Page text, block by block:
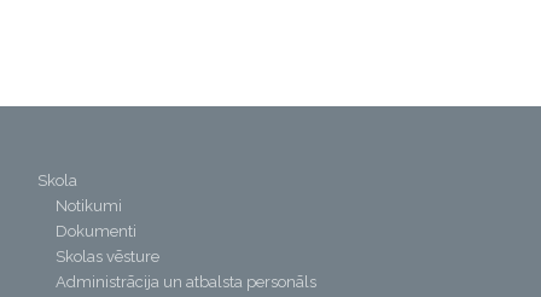
Skola
Notikumi
Dokumenti
Skolas vēsture
Administrācija un atbalsta personāls